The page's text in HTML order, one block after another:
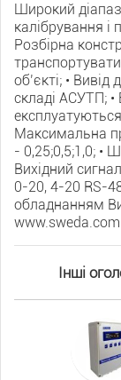
Широкий
калібрування і
Розбірна
об’єкті; •
складі АСУТП; •
експлуатуються
Максимальна
- 0,25;0,5;1,0; •
Вихідний
0-20, 4-20 RS-
обладнанням
Інші